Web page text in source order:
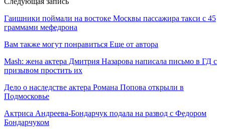
Гаишники поймали на востоке Москвы пассажира такси с 45
граммами мефедрона
Вам также могут понравиться Еще от автора
Mash: жена актера Дмитрия Назарова написала письмо в ГД с
призывом простить их
Дело о наследстве актера Романа Попова открыли в
Подмосковье
Актриса Андреева-Бондарчук подала на развод с Федором
Бондарчуком